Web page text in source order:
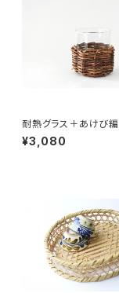
耐熱グラス＋あけび
ー
¥3,080